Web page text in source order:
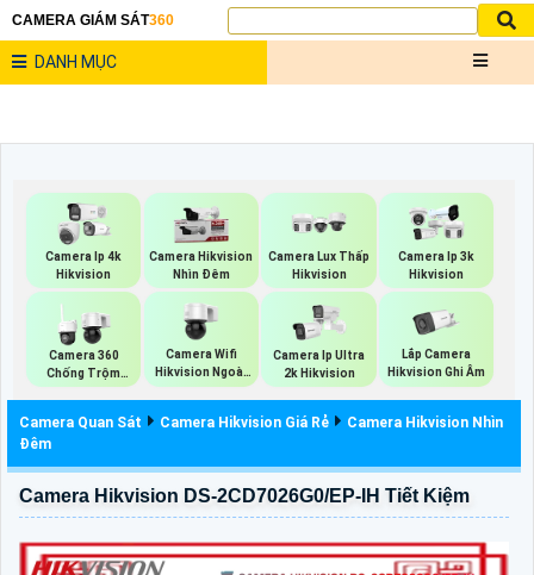
CAMERA GIÁM SÁT360
DANH MỤC
Camera Ip 4k
Hikvision
Camera Hikvision
Nhìn Đêm
Camera Lux Thấp
Hikvision
Camera Ip 3k
Hikvision
Camera 360
Chống Trộm
Hikvision
Camera Wifi
Hikvision Ngoài
Trời 360
Camera Ip Ultra
2k Hikvision
Lắp Camera
Hikvision Ghi Âm
Camera Quan Sát Camera Hikvision Giá Rẻ
Camera Hikvision Nhìn
Đêm
Camera Hikvision DS-2CD7026G0/EP-IH Tiết Kiệm